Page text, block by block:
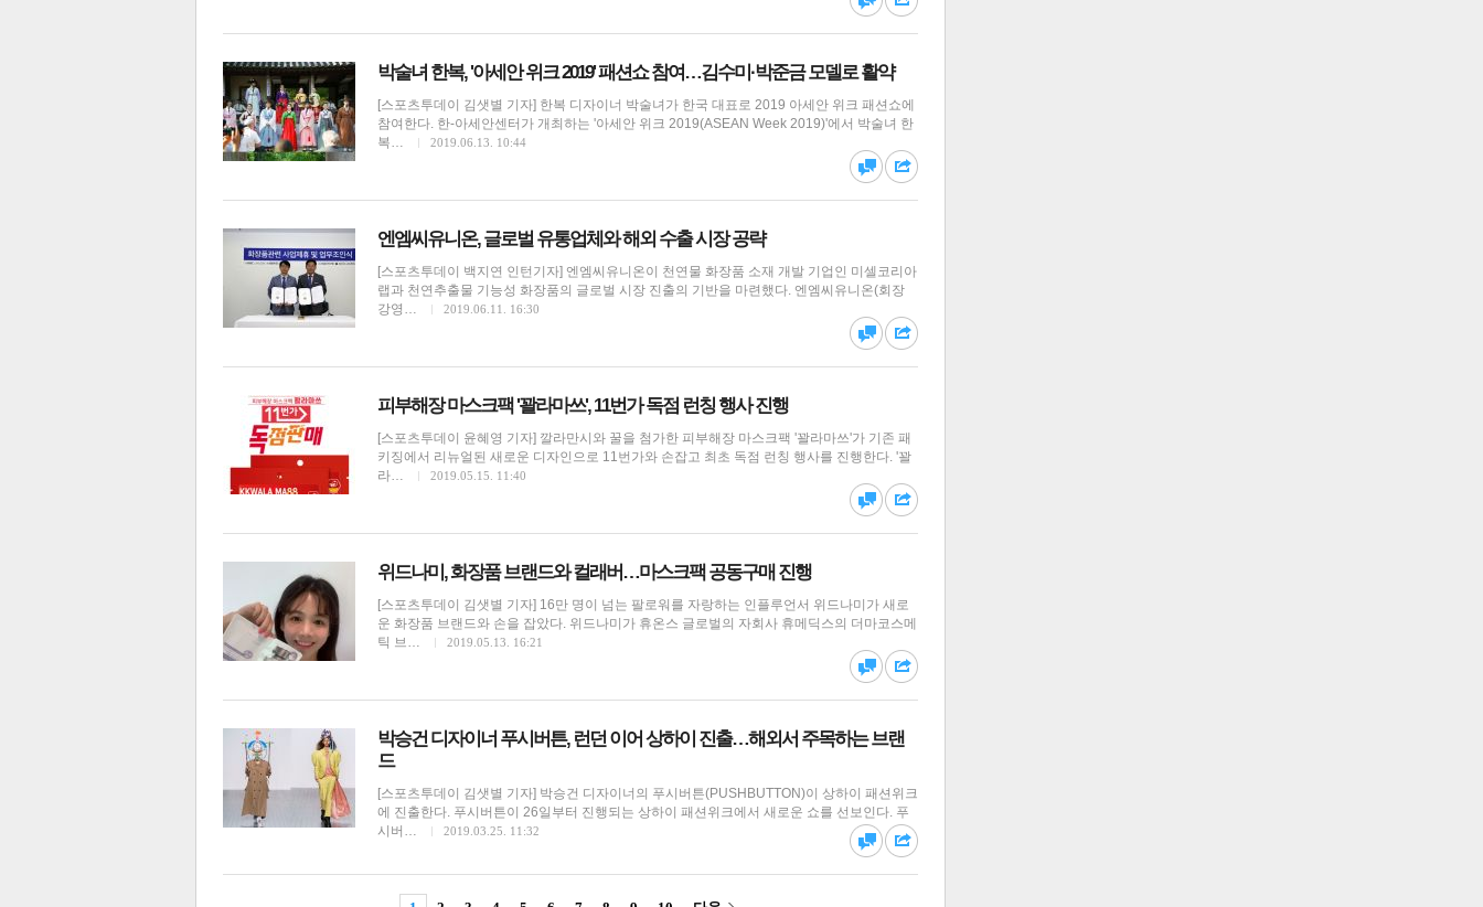
달기 하기
댓글 공유
댓글 공유
댓글 공유
댓글 공유
박술녀 한복, '아세안 위크 2019' 패션쇼 참여…김수미·박준금 모델로 활약
[스포츠투데이 김샛별 기자] 한복 디자이너 박술녀가 한국 대표로 2019 아세안 위크 패션쇼에
참여한다. 한-아세안센터가 개최하는 '아세안 위크 2019(ASEAN Week 2019)'에서 박술녀 한
복…
2019.06.13. 10:44
댓글 공유
엔엠씨유니온, 글로벌 유통업체와 해외 수출 시장 공략
[스포츠투데이 백지연 인턴기자] 엔엠씨유니온이 천연물 화장품 소재 개발 기업인 미셀코리아
랩과 천연추출물 기능성 화장품의 글로벌 시장 진출의 기반을 마련했다. 엔엠씨유니온(회장
강영…
2019.06.11. 16:30
피부해장 마스크팩 '꽐라마쓰', 11번가 독점 런칭 행사 진행
[스포츠투데이 윤혜영 기자] 깔라만시와 꿀을 첨가한 피부해장 마스크팩 '꽐라마쓰'가 기존 패
키징에서 리뉴얼된 새로운 디자인으로 11번가와 손잡고 최초 독점 런칭 행사를 진행한다. '꽐
라…
2019.05.15. 11:40
위드나미, 화장품 브랜드와 컬래버…마스크팩 공동구매 진행
[스포츠투데이 김샛별 기자] 16만 명이 넘는 팔로워를 자랑하는 인플루언서 위드나미가 새로
운 화장품 브랜드와 손을 잡았다. 위드나미가 휴온스 글로벌의 자회사 휴메딕스의 더마코스메
틱 브…
2019.05.13. 16:21
박승건 디자이너 푸시버튼, 런던 이어 상하이 진출…해외서 주목하는 브랜
드
[스포츠투데이 김샛별 기자] 박승건 디자이너의 푸시버튼(PUSHBUTTON)이 상하이 패션위크
에 진출한다. 푸시버튼이 26일부터 진행되는 상하이 패션위크에서 새로운 쇼를 선보인다. 푸
시버…
2019.03.25. 11:32